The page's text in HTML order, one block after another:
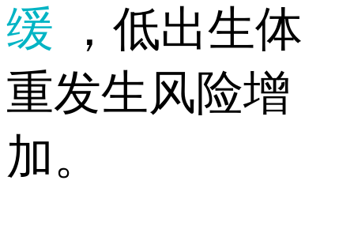
缓
，低出生体
重发生风险增
加。